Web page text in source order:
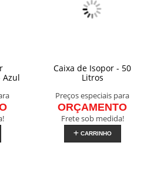
Azul
Caixa de Isopor - 50
Litros
Preços especiais para
ORÇAMENTO
Frete sob medida!
CARRINHO